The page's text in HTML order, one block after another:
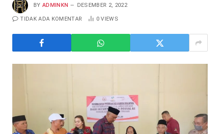
BY ADMINKN DESEMBER 2, 2022
TIDAK ADA KOMENTAR 0VIEWS